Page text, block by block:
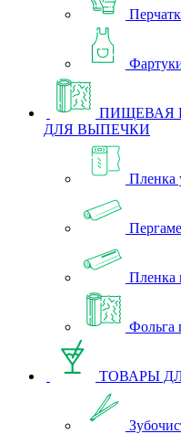
ПИЩЕВАЯ
ДЛЯ ВЫПЕЧКИ
Пленка
Пленка
Фольга
ТОВАРЫ